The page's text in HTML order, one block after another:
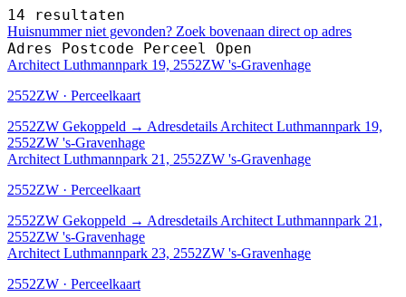
14 resultaten
Huisnummer niet gevonden? Zoek bovenaan direct op adres
Adres Postcode Perceel Open
Architect Luthmannpark 19, 2552ZW 's-Gravenhage
2552ZW · Perceelkaart
2552ZW Gekoppeld → Adresdetails Architect Luthmannpark 19,
2552ZW 's-Gravenhage
Architect Luthmannpark 21, 2552ZW 's-Gravenhage
2552ZW · Perceelkaart
2552ZW Gekoppeld → Adresdetails Architect Luthmannpark 21,
2552ZW 's-Gravenhage
Architect Luthmannpark 23, 2552ZW 's-Gravenhage
2552ZW · Perceelkaart